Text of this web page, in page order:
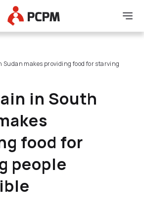
Main Logo
Sudan makes providing food for starving
in South
food for
people